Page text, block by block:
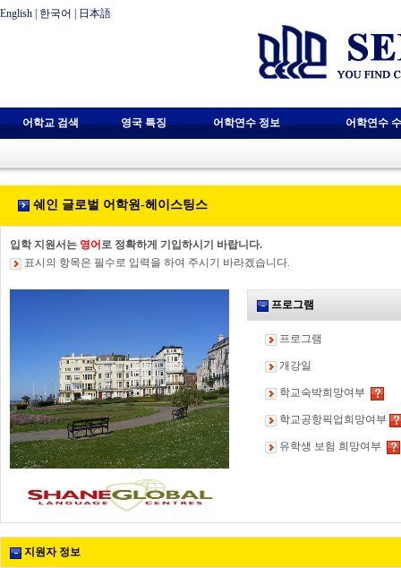
English 한국어 日本語
어학교 검색 영국 특징 어학연수 정보 어학연수
쉐인 글로벌 어학원-헤이스팅스
입학 지원서는 영어 로 정확하게 기입하시기 바랍니다.
표시의 항목은 필수로 입력을 하여 주시기 바라겠습니다.
프로그램
프로그램
개강일
학교숙박희망여부
학교공항픽업희망여부
유학생 보험 희망여부
지원자 정보